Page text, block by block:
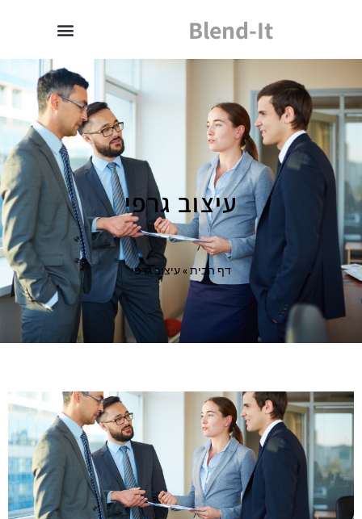
Blend-It
עיצוב גרפי
דף הבית»עיצוב גרפי